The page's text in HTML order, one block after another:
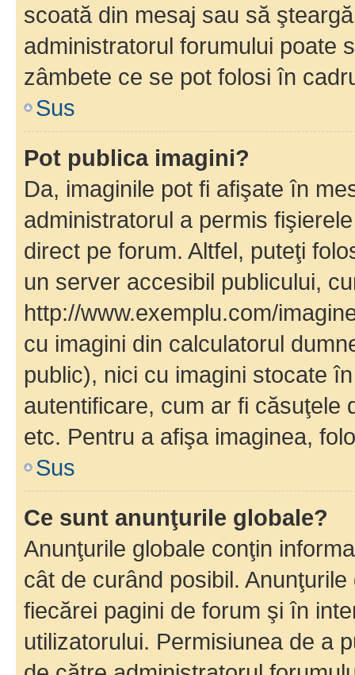
scoată din mesaj sau să
administratorul forumului poate
zâmbete ce se pot folosi în
Sus
Pot publica imagini?
Da, imaginile pot fi afişate în
administratorul a permis
direct pe forum. Altfel, puteţi
un server accesibil publicului,
http://www.exemplu.com/
cu imagini din calculatorul
public), nici cu imagini stocate
autentificare, cum ar fi căsuţele
etc. Pentru a afişa imaginea,
Sus
Ce sunt anunţurile globale?
Anunţurile globale conţin
cât de curând posibil.
fiecărei pagini de forum şi în
utilizatorului. Permisiunea de a